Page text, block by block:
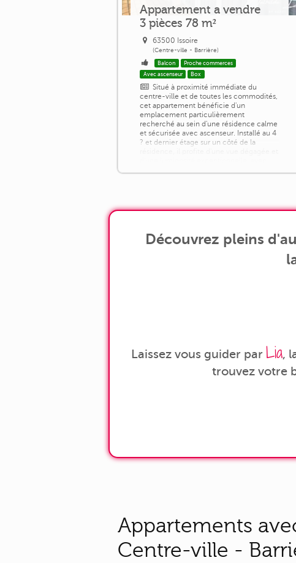
Appartement a vendre
3 pièces 78 m²
63500 Issoire
(Centre-ville - Barrière)
Balcon
Proche commerces
Avec ascenseur
Box
Situé à proximité immédiate du
centre-ville et de toutes les commodités,
cet appartement bénéficie d'un
emplacement particulièrement
recherché au sein d'une résidence calme
et sécurisée avec ascenseur. Installé au 4
? et dernier étage sur un côté de la
Découvrez pleins
Laissez vous guider par Lia,
trouvez votre
Appartements
Centre-ville -